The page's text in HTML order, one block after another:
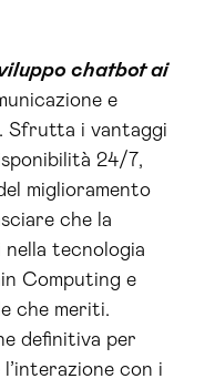
chatbot ai
e
Sfrutta i vantaggi
24/7,
miglioramento
che la
tecnologia
Computing e
che meriti.
definitiva per
con i